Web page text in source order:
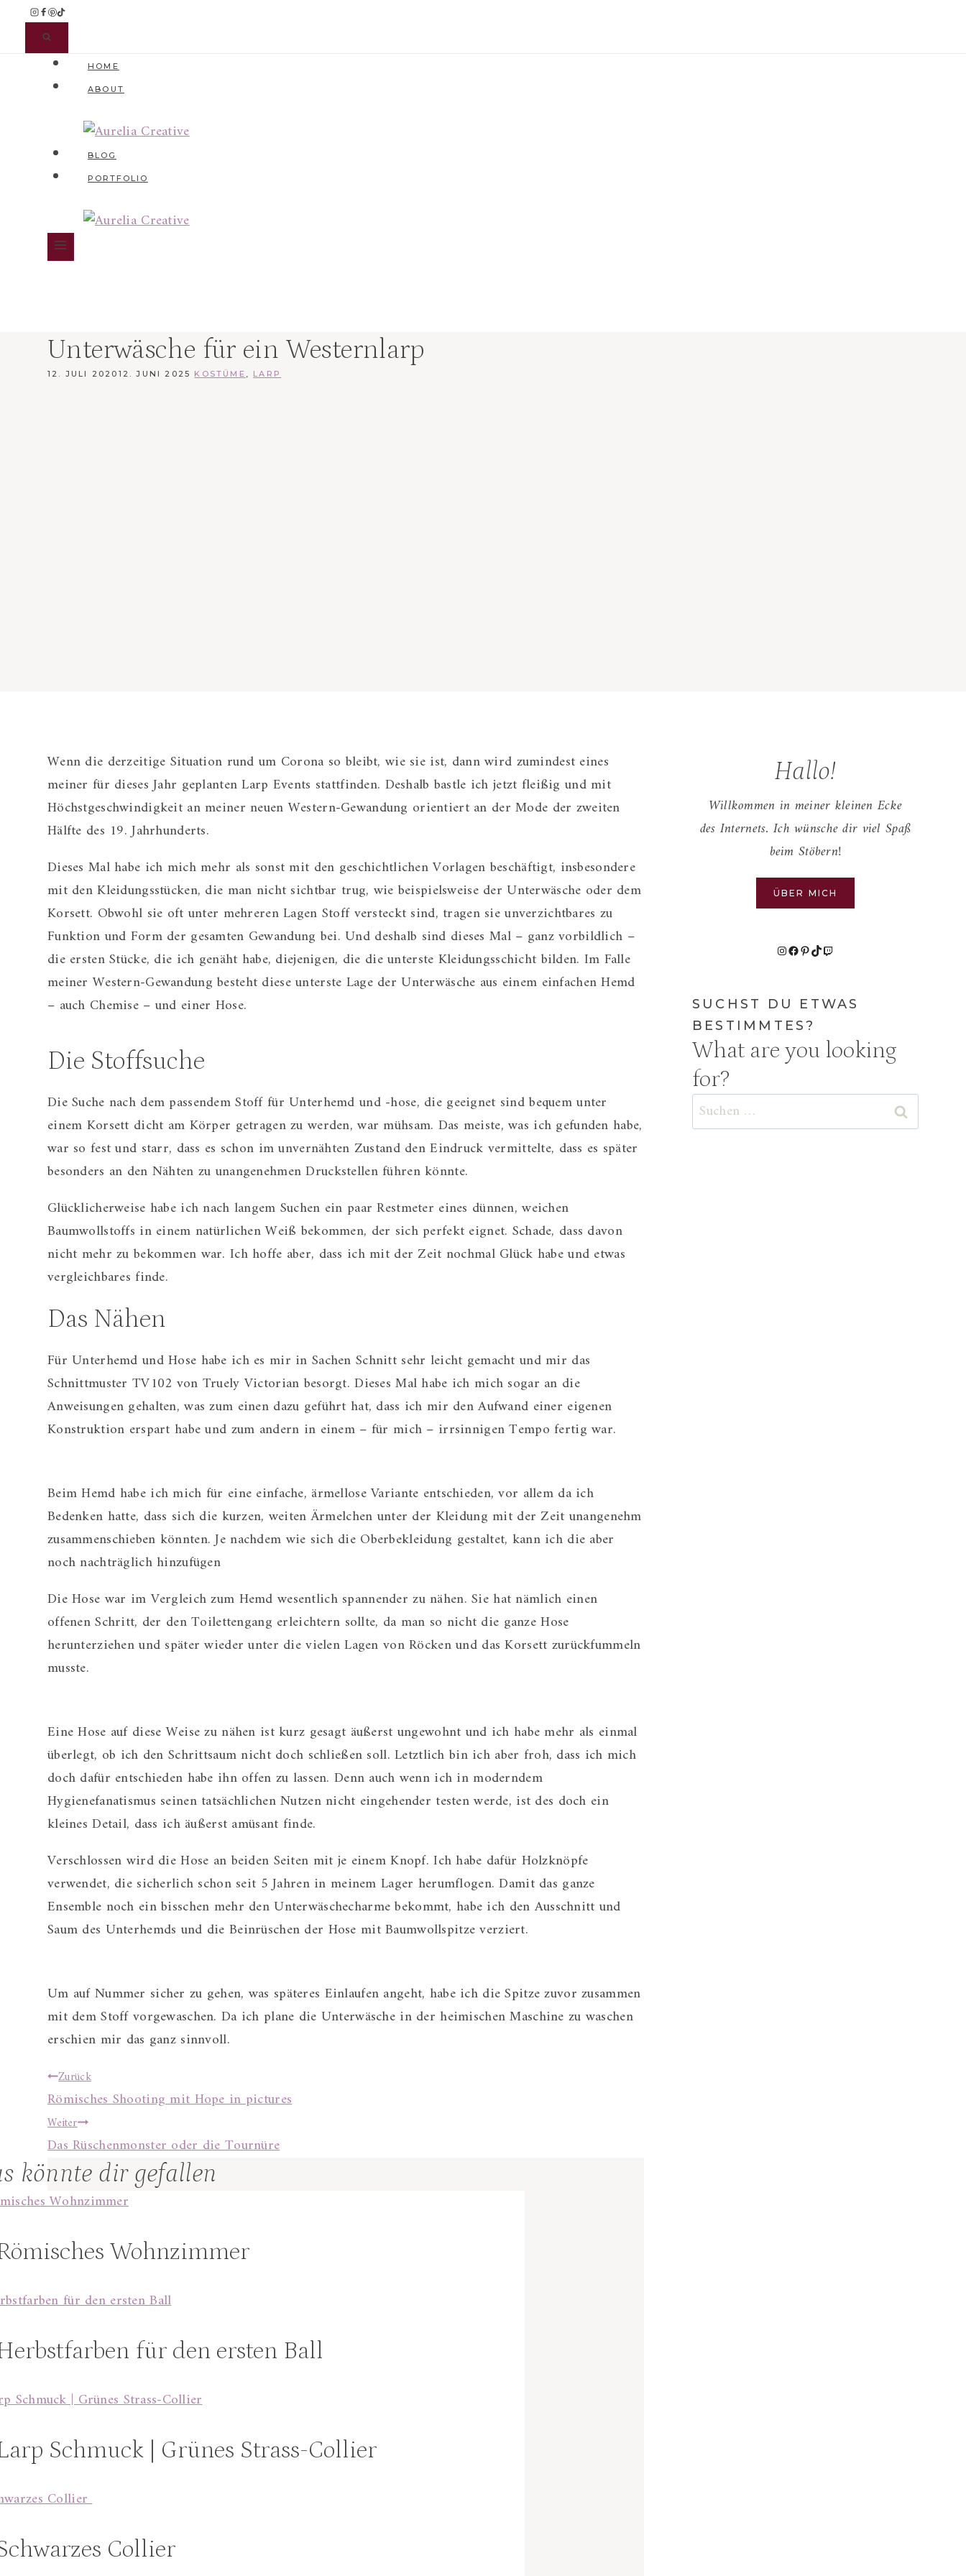
springen
HOME
ABOUT
BLOG
PORTFOLIO
Unterwäsche für ein Westernlarp
12. JULI 2020 12. JUNI 2025 KOSTÜME , LARP
Wenn die derzeitige Situation rund um Corona so bleibt, wie sie ist, dann wird zumindest eines
meiner für dieses Jahr geplanten Larp Events stattfinden. Deshalb bastle ich jetzt fleißig und mit
Höchstgeschwindigkeit an meiner neuen Western-Gewandung orientiert an der Mode der zweiten
Hälfte des 19. Jahrhunderts.
Dieses Mal habe ich mich mehr als sonst mit den geschichtlichen Vorlagen beschäftigt, insbesondere
mit den Kleidungsstücken, die man nicht sichtbar trug, wie beispielsweise der Unterwäsche oder dem
Korsett. Obwohl sie oft unter mehreren Lagen Stoff versteckt sind, tragen sie unverzichtbares zu
Funktion und Form der gesamten Gewandung bei. Und deshalb sind dieses Mal – ganz vorbildlich –
die ersten Stücke, die ich genäht habe, diejenigen, die die unterste Kleidungsschicht bilden. Im Falle
meiner Western-Gewandung besteht diese unterste Lage der Unterwäsche aus einem einfachen Hemd
– auch Chemise – und einer Hose.
Die Stoffsuche
Die Suche nach dem passendem Stoff für Unterhemd und -hose, die geeignet sind bequem unter
einem Korsett dicht am Körper getragen zu werden, war mühsam. Das meiste, was ich gefunden habe,
war so fest und starr, dass es schon im unvernähten Zustand den Eindruck vermittelte, dass es später
besonders an den Nähten zu unangenehmen Druckstellen führen könnte.
Glücklicherweise habe ich nach langem Suchen ein paar Restmeter eines dünnen, weichen
Baumwollstoffs in einem natürlichen Weiß bekommen, der sich perfekt eignet. Schade, dass davon
nicht mehr zu bekommen war. Ich hoffe aber, dass ich mit der Zeit nochmal Glück habe und etwas
vergleichbares finde.
Das Nähen
Für Unterhemd und Hose habe ich es mir in Sachen Schnitt sehr leicht gemacht und mir das
Schnittmuster TV102 von Truely Victorian besorgt. Dieses Mal habe ich mich sogar an die
Anweisungen gehalten, was zum einen dazu geführt hat, dass ich mir den Aufwand einer eigenen
Konstruktion erspart habe und zum andern in einem – für mich – irrsinnigen Tempo fertig war.
Beim Hemd habe ich mich für eine einfache, ärmellose Variante entschieden, vor allem da ich
Bedenken hatte, dass sich die kurzen, weiten Ärmelchen unter der Kleidung mit der Zeit unangenehm
zusammenschieben könnten. Je nachdem wie sich die Oberbekleidung gestaltet, kann ich die aber
noch nachträglich hinzufügen
Die Hose war im Vergleich zum Hemd wesentlich spannender zu nähen. Sie hat nämlich einen
offenen Schritt, der den Toilettengang erleichtern sollte, da man so nicht die ganze Hose
herunterziehen und später wieder unter die vielen Lagen von Röcken und das Korsett zurückfummeln
musste.
Eine Hose auf diese Weise zu nähen ist kurz gesagt äußerst ungewohnt und ich habe mehr als einmal
überlegt, ob ich den Schrittsaum nicht doch schließen soll. Letztlich bin ich aber froh, dass ich mich
doch dafür entschieden habe ihn offen zu lassen. Denn auch wenn ich in moderndem
Hygienefanatismus seinen tatsächlichen Nutzen nicht eingehender testen werde, ist des doch ein
kleines Detail, dass ich äußerst amüsant finde.
Verschlossen wird die Hose an beiden Seiten mit je einem Knopf. Ich habe dafür Holzknöpfe
verwendet, die sicherlich schon seit 5 Jahren in meinem Lager herumflogen. Damit das ganze
Ensemble noch ein bisschen mehr den Unterwäschecharme bekommt, habe ich den Ausschnitt und
Saum des Unterhemds und die Beinrüschen der Hose mit Baumwollspitze verziert.
Um auf Nummer sicher zu gehen, was späteres Einlaufen angeht, habe ich die Spitze zuvor zusammen
mit dem Stoff vorgewaschen. Da ich plane die Unterwäsche in der heimischen Maschine zu waschen
erschien mir das ganz sinnvoll.
Beitragsnavigation
Zurück
Römisches Shooting mit Hope in pictures
Weiter
Das Rüschenmonster oder die Tournüre
könnte dir gefallen
Wohnzimmer
für den ersten Ball
Schmuck | Grünes Strass-Collier
Collier
Hallo!
Willkommen in meiner kleinen Ecke
des Internets. Ich wünsche dir viel Spaß
beim Stöbern!
ÜBER MICH
Instagram
Facebook
Pinterest
TikTok
Twitch
SUCHST DU ETWAS
BESTIMMTES?
What are you looking
for?
Suchen
nach: